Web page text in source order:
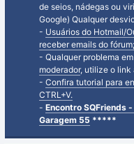
de seios, nádegas ou
Google) Qualquer
- Usuários do Hotmail/
receber emails do fórum;
- Qualquer problema
moderador, utilize o link
- Confira tutorial para
CTRL+V.
- Encontro SQFriends
Garagem 55 *****